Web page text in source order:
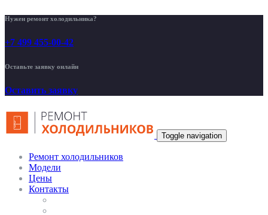
Нужен ремонт холодильника?
+7 499 455-00-42
Оставьте заявку онлайн
Оставить заявку
Toggle navigation
Ремонт холодильников
Модели
Цены
Контакты